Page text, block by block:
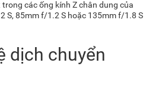
các ống kính Z chân dung của
S, 85mm f/1.2 S hoặc 135mm f/1.8 S
dịch chuyển